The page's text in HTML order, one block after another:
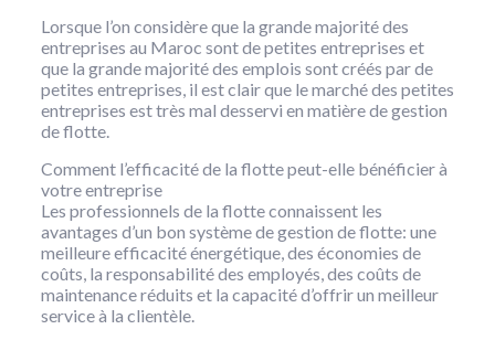
Lorsque l’on considère que la grande majorité des
entreprises au Maroc sont de petites entreprises et
que la grande majorité des emplois sont créés par de
petites entreprises, il est clair que le marché des petites
entreprises est très mal desservi en matière de gestion
de flotte.
Comment l’efficacité de la flotte peut-elle bénéficier à
votre entreprise
Les professionnels de la flotte connaissent les
avantages d’un bon système de gestion de flotte: une
meilleure efficacité énergétique, des économies de
coûts, la responsabilité des employés, des coûts de
maintenance réduits et la capacité d’offrir un meilleur
service à la clientèle.